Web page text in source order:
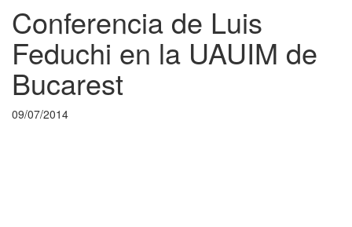
Conferencia de Luis
Feduchi en la UAUIM de
Bucarest
09/07/2014